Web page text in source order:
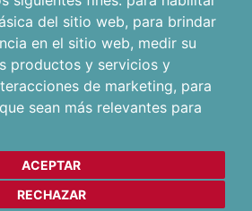
del sitio web, para brindar
en el sitio web, medir su
productos y servicios y
de marketing, para
sean más relevantes para
ACEPTAR
RECHAZAR